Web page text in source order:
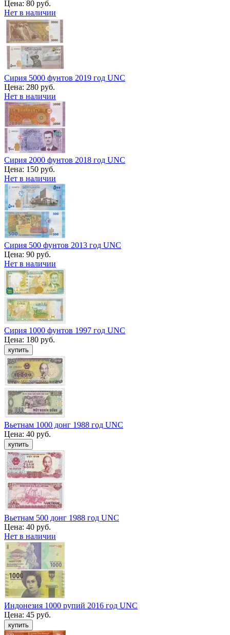
Цена: 80 руб.
Нет в наличии
Сирия 5000 фунтов 2019 год UNC
Цена: 280 руб.
Нет в наличии
Сирия 2000 фунтов 2018 год UNC
Цена: 150 руб.
Нет в наличии
Сирия 500 фунтов 2013 год UNC
Цена: 90 руб.
Нет в наличии
Сирия 1000 фунтов 1997 год UNC
Цена: 180 руб.
Вьетнам 1000 донг 1988 год UNC
Цена: 40 руб.
Вьетнам 500 донг 1988 год UNC
Цена: 40 руб.
Нет в наличии
Индонезия 1000 рупий 2016 год UNC
Цена: 45 руб.